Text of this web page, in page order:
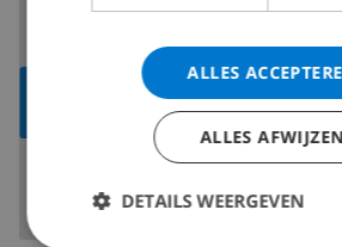
ALLES
ALLES AFWIJZEN
DETAILS WEERGEVEN